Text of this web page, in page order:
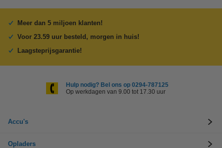
Meer dan 5 miljoen klanten!
Voor 23.59 uur besteld, morgen in huis!
Laagsteprijsgarantie!
Hulp nodig? Bel ons op 0294-787125
Op werkdagen van 9.00 tot 17.30 uur
Accu's
Opladers